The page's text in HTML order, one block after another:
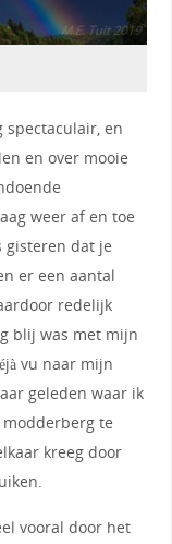
spectaculair, en
en over mooie
weer af en toe
gisteren dat je
er een aantal
redelijk
blij was met mijn
vu naar mijn
geleden waar ik
te
kreeg door
vooral door het